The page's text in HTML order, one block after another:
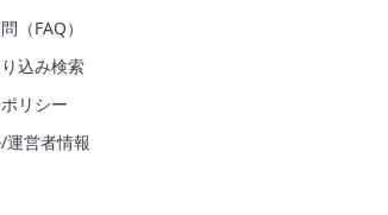
（FAQ）
込み検索
リシー
運営者情報